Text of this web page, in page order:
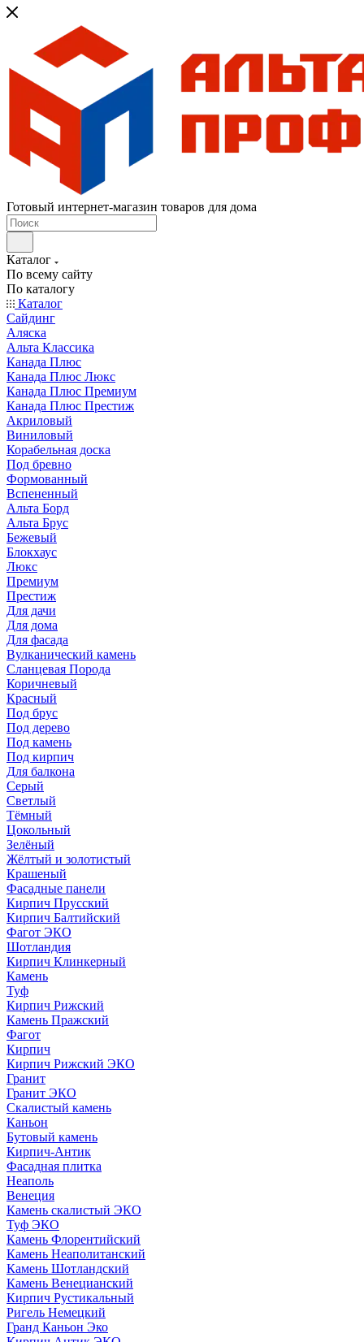
Готовый интернет-магазин товаров для дома
Каталог
По всему сайту
По каталогу
Каталог
Сайдинг
Аляска
Альта Классика
Канада Плюс
Канада Плюс Люкс
Канада Плюс Премиум
Канада Плюс Престиж
Акриловый
Виниловый
Корабельная доска
Под бревно
Формованный
Вспененный
Альта Борд
Альта Брус
Бежевый
Блокхаус
Люкс
Премиум
Престиж
Для дачи
Для дома
Для фасада
Вулканический камень
Сланцевая Порода
Коричневый
Красный
Под брус
Под дерево
Под камень
Под кирпич
Для балкона
Серый
Светлый
Тёмный
Цокольный
Зелёный
Жёлтый и золотистый
Крашеный
Фасадные панели
Кирпич Прусский
Кирпич Балтийский
Фагот ЭКО
Шотландия
Кирпич Клинкерный
Камень
Туф
Кирпич Рижский
Камень Пражский
Фагот
Кирпич
Кирпич Рижский ЭКО
Гранит
Гранит ЭКО
Скалистый камень
Каньон
Бутовый камень
Кирпич-Антик
Фасадная плитка
Неаполь
Венеция
Камень скалистый ЭКО
Туф ЭКО
Камень Флорентийский
Камень Неаполитанский
Камень Шотландский
Камень Венецианский
Кирпич Рустикальный
Ригель Немецкий
Гранд Каньон Эко